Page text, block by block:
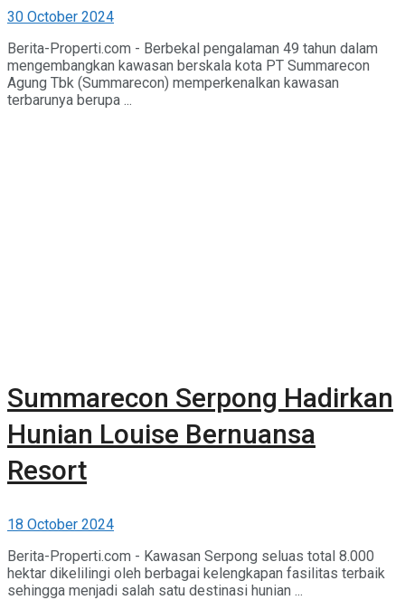
30 October 2024
Berita-Properti.com - Berbekal pengalaman 49 tahun dalam
mengembangkan kawasan berskala kota PT Summarecon
Agung Tbk (Summarecon) memperkenalkan kawasan
terbarunya berupa ...
Summarecon Serpong Hadirkan
Hunian Louise Bernuansa
Resort
18 October 2024
Berita-Properti.com - Kawasan Serpong seluas total 8.000
hektar dikelilingi oleh berbagai kelengkapan fasilitas terbaik
sehingga menjadi salah satu destinasi hunian ...